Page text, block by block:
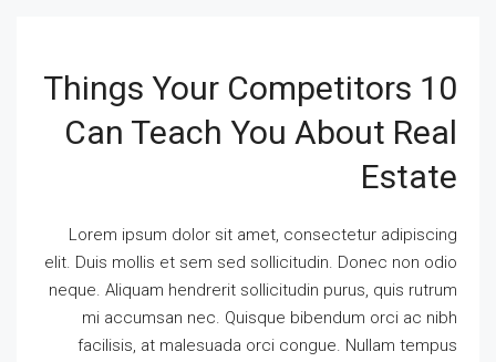
10 Things Your Competitors
Can Teach You About Real
Estate
Lorem ipsum dolor sit amet, consectetur adipiscing
elit. Duis mollis et sem sed sollicitudin. Donec non odio
neque. Aliquam hendrerit sollicitudin purus, quis rutrum
mi accumsan nec. Quisque bibendum orci ac nibh
facilisis, at malesuada orci congue. Nullam tempus